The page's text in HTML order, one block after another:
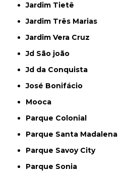
Jardim Tietê
Jardim Três Marias
Jardim Vera Cruz
Jd São joão
Jd da Conquista
José Bonifácio
Mooca
Parque Colonial
Parque Santa Madalena
Parque Savoy City
Parque Sonia